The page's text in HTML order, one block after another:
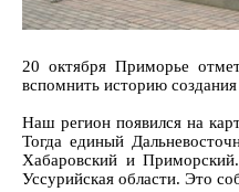
20 октября Приморье
вспомнить историю
Наш регион появился на
Тогда единый
Хабаровский и
Уссурийская области. Это